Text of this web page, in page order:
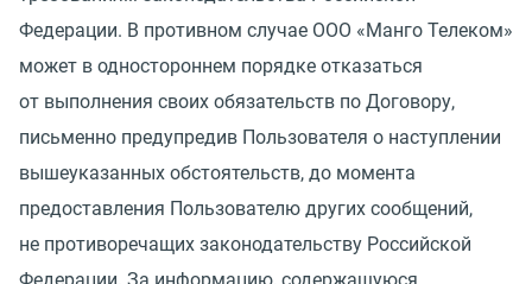
Федерации. В противном случае ООО «Манго Телеком»
может в одностороннем порядке отказаться
от выполнения своих обязательств по Договору,
письменно предупредив Пользователя о наступлении
вышеуказанных обстоятельств, до момента
предоставления Пользователю других сообщений,
не противоречащих законодательству Российской